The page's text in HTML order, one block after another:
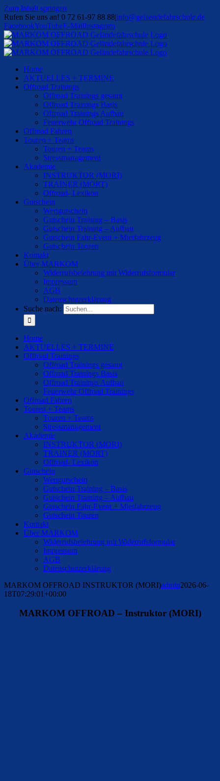
Zum Inhalt springen
Rufen Sie uns an! 0 72 61-97 88 88|info@gelaendefahrschule.de
FacebookYouTubeE-MailInstagram
Home
AKTUELLES + TERMINE
Offroad Trainings
Offroad Trainings gesamt
Offroad Trainings Basis
Offroad Trainings Aufbau
Feuerwehr Offroad Trainings
Offroad Fahren
Touren + Teams
Touren + Teams
Stressmanagement
Akademie
INSTRUKTOR (MORI)
TRAINER (MORT)
Offroad- Lexikon
Gutschein
Wertgutschein
Gutschein Training – Basis
Gutschein Training – Aufbau
Gutschein Fahr-Event + Mietfahrzeug
Gutschein Touren
Kontakt
Über MARKOM
Widerrufsbelehrung mit Widerrufsformular
Impressum
AGB
Datenschutzerklärung
Suche nach:
Home
AKTUELLES + TERMINE
Offroad Trainings
Offroad Trainings gesamt
Offroad Trainings Basis
Offroad Trainings Aufbau
Feuerwehr Offroad Trainings
Offroad Fahren
Touren + Teams
Touren + Teams
Stressmanagement
Akademie
INSTRUKTOR (MORI)
TRAINER (MORT)
Offroad- Lexikon
Gutschein
Wertgutschein
Gutschein Training – Basis
Gutschein Training – Aufbau
Gutschein Fahr-Event + Mietfahrzeug
Gutschein Touren
Kontakt
Über MARKOM
Widerrufsbelehrung mit Widerrufsformular
Impressum
AGB
Datenschutzerklärung
MARKOM OFFROAD INSTRUKTOR (MORI)admin2026-06-
18T07:29:01+00:00
MARKOM OFFROAD – Instruktor (MORI)